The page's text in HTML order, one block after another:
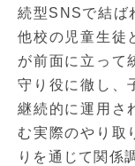
続型SNSで結ば
他校の児童生徒
が前面に立って
守り役に徹し、
継続的に運用さ
む実際のやり取
りを通じて関係